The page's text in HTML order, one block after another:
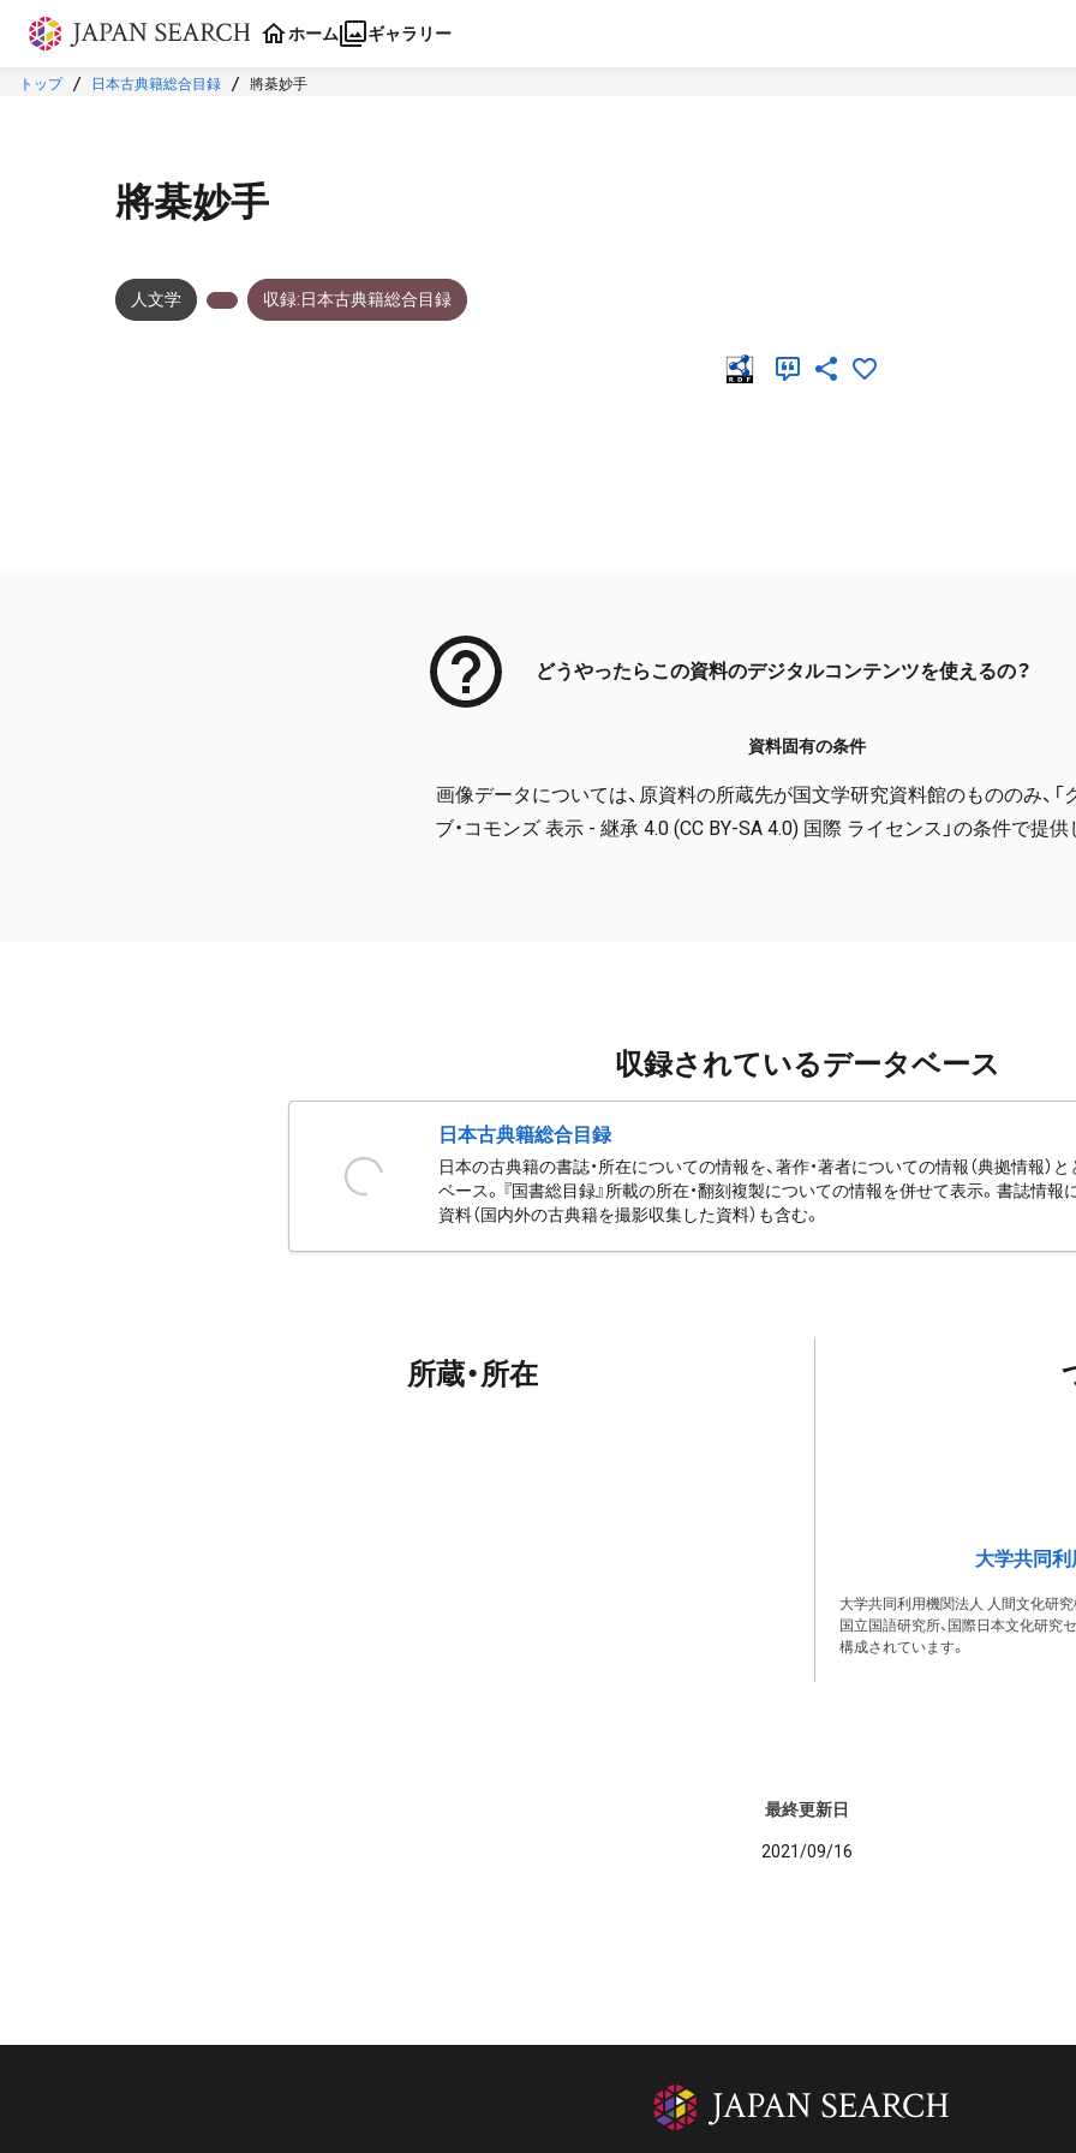
本文に飛ぶ
ホーム ギャラリー
トップ 日本古典籍総合目録 將棊妙手
將棊妙手
人文学 収録:日本古典籍総合目録
どうやったらこの資料のデジタルコンテンツを使えるの？
資料固有の条件
画像データについては、原資料の所蔵先が国文学研究資料館のもののみ、「
ブ・コモンズ 表示 - 継承 4.0 (CC BY-SA 4.0) 国際 ライセンス」の条件で提供
収録されているデータベース
日本古典籍総合目録
日本の古典籍の書誌・所在についての情報を、著作・著者についての情報（典拠情報）
ベース。『国書総目録』所載の所在・翻刻複製についての情報を併せて表示。書誌情報
資料（国内外の古典籍を撮影収集した資料）も含む。
所蔵・所在
大学共同
大学共同利用機関法人 人間文化研究
国立国語研究所、国際日本文化研究
構成されています。
最終更新日
2021/09/16